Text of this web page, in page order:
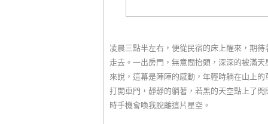
凌晨三點半左右，便從民宿的床上醒來，期
走去。一出房門，無意間抬頭，深深的被滿
來說，這幕是陣陣的感動，年輕時躺在山上
打開車門，靜靜的躺著，若黑的天空點上了
時手機會喚我脫離這片星空。